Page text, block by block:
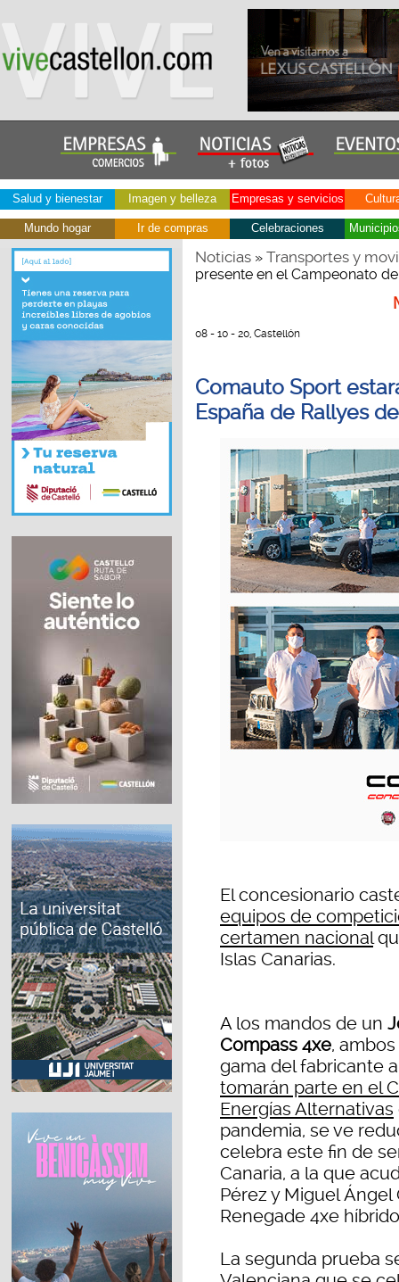
Salud y bienestar Imagen y belleza Empresas y servicios
Mundo hogar Ir de compras Celebraciones
Noticias» Transportes y
presente en el Campeonato
08 - 10 - 20, Castellón
Comauto Sport
España de Rallyes
El concesionario
equipos de
certamen nacional
Islas Canarias.
A los mandos de un
Compass 4xe,
gama del fabricante
tomarán parte en el
Energías Alternativas
pandemia, se ve
celebra este fin de
Canaria, a la que
Pérez y Miguel
Renegade 4xe
La segunda prueba